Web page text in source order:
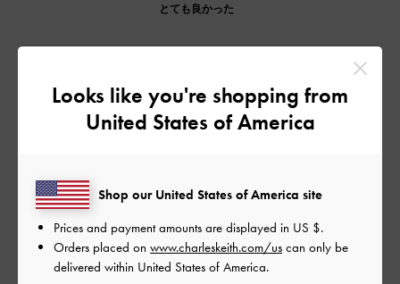
とても良かった
このレビューは役に立ちましたか？
ご利用者様
高級感！！
2024-08-06
Looks like you're shopping from
United States of America
Shop our United States of America site
Prices and payment amounts are displayed in US $.
Orders placed on www.charleskeith.com/us can only be
delivered within United States of America.